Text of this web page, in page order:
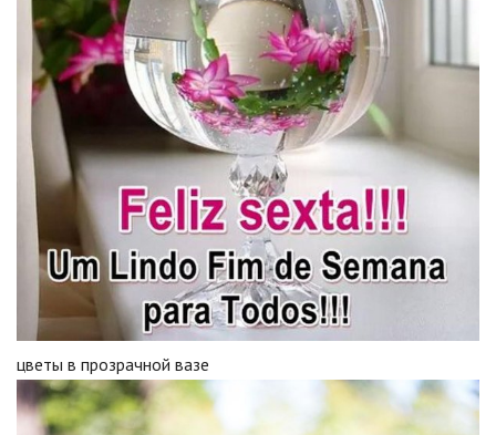
цветы в прозрачной вазе